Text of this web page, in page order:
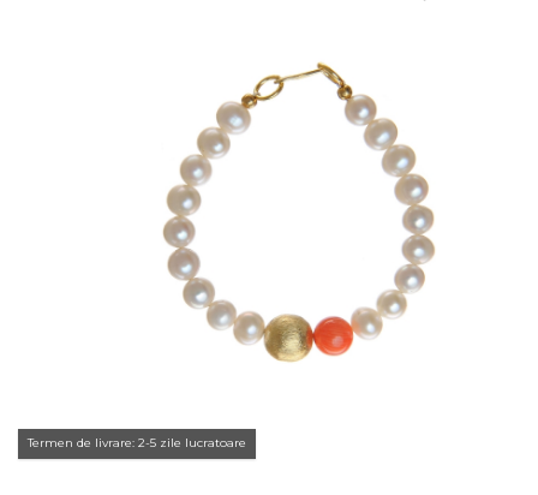
Termen de livrare: 2-5 zile lucratoare